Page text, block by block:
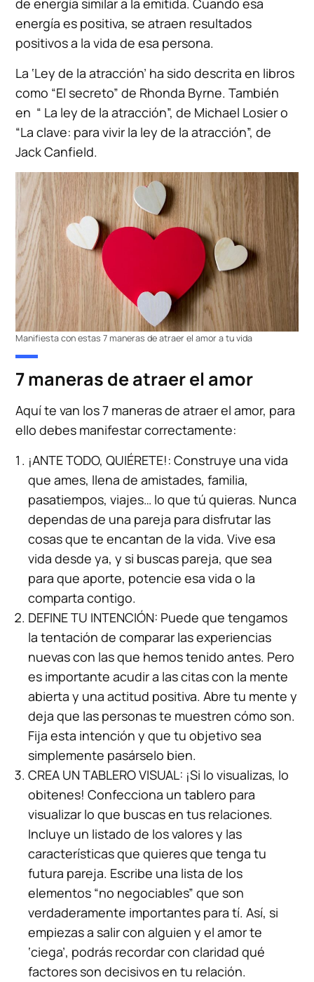
de energía similar a la emitida. Cuando esa
energía es positiva, se atraen resultados
positivos a la vida de esa persona.
La ‘Ley de la atracción’ ha sido descrita en libros
como “El secreto” de Rhonda Byrne. También
en “ La ley de la atracción”, de Michael Losier o
“La clave: para vivir la ley de la atracción”, de
Jack Canfield.
Manifiesta con estas 7 maneras de atraer el amor a tu vida
7 maneras de atraer el amor
Aquí te van los 7 maneras de atraer el amor, para
ello debes manifestar correctamente:
¡ANTE TODO, QUIÉRETE!: Construye una vida
que ames, llena de amistades, familia,
pasatiempos, viajes… lo que tú quieras. Nunca
dependas de una pareja para disfrutar las
cosas que te encantan de la vida. Vive esa
vida desde ya, y si buscas pareja, que sea
para que aporte, potencie esa vida o la
comparta contigo.
DEFINE TU INTENCIÓN: Puede que tengamos
la tentación de comparar las experiencias
nuevas con las que hemos tenido antes. Pero
es importante acudir a las citas con la mente
abierta y una actitud positiva. Abre tu mente y
deja que las personas te muestren cómo son.
Fija esta intención y que tu objetivo sea
simplemente pasárselo bien.
CREA UN TABLERO VISUAL: ¡Si lo visualizas, lo
obitenes! Confecciona un tablero para
visualizar lo que buscas en tus relaciones.
Incluye un listado de los valores y las
características que quieres que tenga tu
futura pareja. Escribe una lista de los
elementos “no negociables” que son
verdaderamente importantes para tí. Así, si
empiezas a salir con alguien y el amor te
‘ciega’, podrás recordar con claridad qué
factores son decisivos en tu relación.